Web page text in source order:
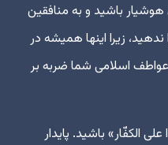
باشید و به منافقین
زیرا اینها همیشه در
اسلامی شما ضربه بر
الکفّار» باشید. پایدار